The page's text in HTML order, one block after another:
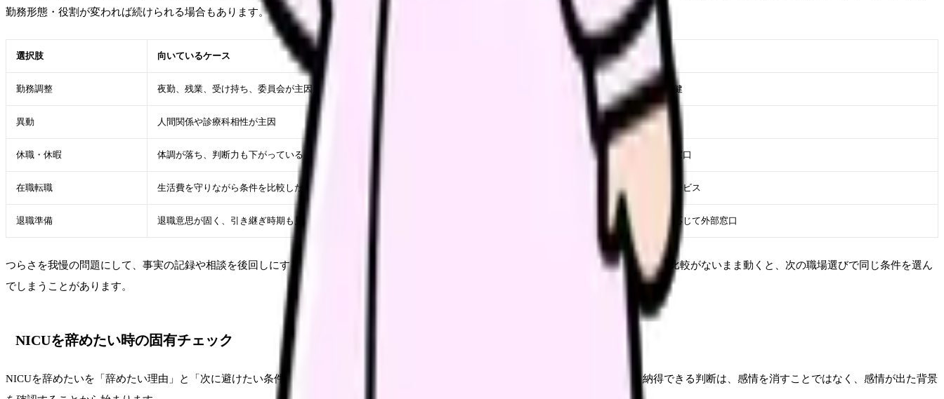
勤務形態・役割が変われば続けられる場合もあります。
選択肢 向いているケース 確認する相手
勤務調整 夜勤、残業、受け持ち、委員会が主因 師長、人事、産業保健
異動 人間関係や診療科相性が主因 師長、人事、看護部
休職・休暇 体調が落ち、判断力も下がっている 主治医、人事、相談窓口
在職転職 生活費を守りながら条件を比較したい 自分、家族、相談サービス
退職準備 退職意思が固く、引き継ぎ時期も見えている 職場、人事、必要に応じて外部窓口
つらさを我慢の問題にして、事実の記録や相談を後回しにすることは避けたい動きです。限界の時ほど早く終わらせたくなりますが、記録と比較がないまま動くと、次の職場選びで同じ条件を選ん
でしまうことがあります。
NICUを辞めたい時の固有チェック
NICUを辞めたいを「辞めたい理由」と「次に避けたい条件」に分けて、面接で確認できる言葉に直すことが、このテーマの入口です。納得できる判断は、感情を消すことではなく、感情が出た背景